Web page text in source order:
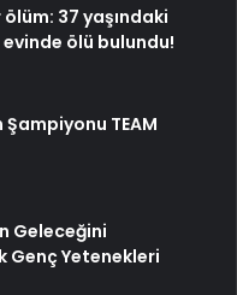
ölüm: 37 yaşındaki
evinde ölü bulundu!
Şampiyonu TEAM
Geleceğini
Genç Yetenekleri